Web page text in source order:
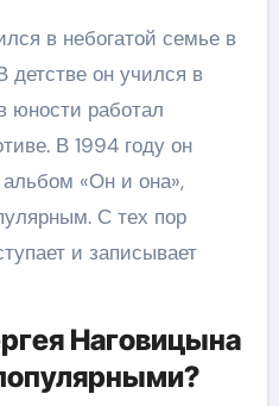
в небогатой семье в
детстве он учился в
юности работал
В 1994 году он
«Он и она»,
С тех пор
и записывает
Наговицына